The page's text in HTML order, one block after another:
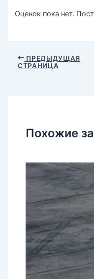
Оценок пока нет.
ПРЕДЫДУЩАЯ
СТРАНИЦА
Похожие